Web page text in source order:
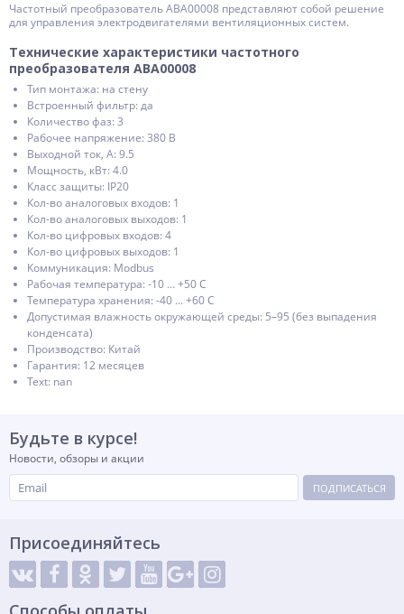
Частотный преобразователь ABA00008 представляют собой решение
для управления электродвигателями вентиляционных систем.
Технические характеристики частотного
преобразователя ABA00008
Тип монтажа: на стену
Встроенный фильтр: да
Количество фаз: 3
Рабочее напряжение: 380 В
Выходной ток, А: 9.5
Мощность, кВт: 4.0
Класс защиты: IP20
Кол-во аналоговых входов: 1
Кол-во аналоговых выходов: 1
Кол-во цифровых входов: 4
Кол-во цифровых выходов: 1
Коммуникация: Modbus
Рабочая температура: -10 … +50 C
Температура хранения: -40 ... +60 С
Допустимая влажность окружающей среды: 5–95 (без выпадения
конденсата)
Производство: Китай
Гарантия: 12 месяцев
Text: nan
Будьте в курсе!
Новости, обзоры и акции
ПОДПИСАТЬСЯ
Присоединяйтесь